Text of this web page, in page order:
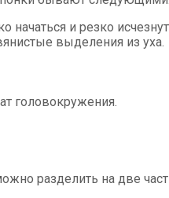
начаться и резко
выделения из уха.
головокружения.
разде­лить на две